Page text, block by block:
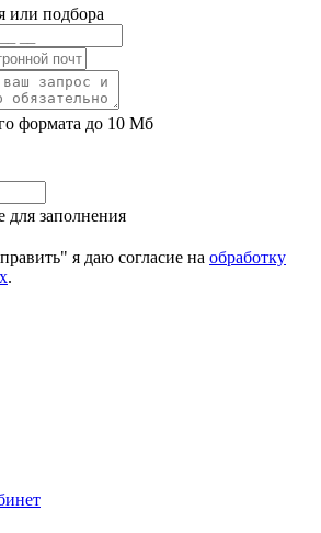
или подбора
формата до 10 Мб
для заполнения
я даю согласие на обработку
.